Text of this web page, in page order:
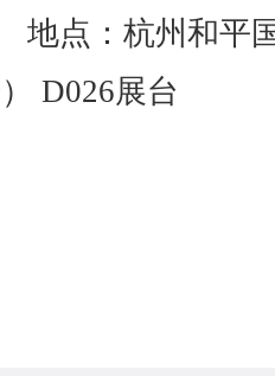
地点：杭州和平
D026展台